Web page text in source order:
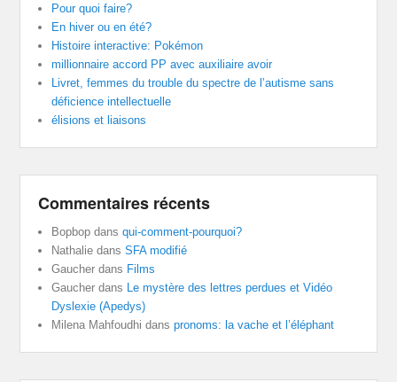
Pour quoi faire?
En hiver ou en été?
Histoire interactive: Pokémon
millionnaire accord PP avec auxiliaire avoir
Livret, femmes du trouble du spectre de l’autisme sans
déficience intellectuelle
élisions et liaisons
Commentaires récents
Bopbop dansqui-comment-pourquoi?
Nathalie dansSFA modifié
Gaucher dans Films
Gaucher dans Le mystère des lettres perdues et Vidéo
Dyslexie (Apedys)
Milena Mahfoudhi danspronoms: la vache et l’éléphant